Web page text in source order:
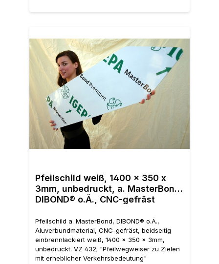
Pfeilschild weiß, 1400 x 350 x
3mm, unbedruckt, a. MasterBond,
DIBOND® o.Ä., CNC-gefräst
Pfeilschild a. MasterBond, DIBOND® o.Ä.,
Aluverbundmaterial, CNC-gefräst, beidseitig
einbrennlackiert weiß, 1400 x 350 x 3mm,
unbedruckt. VZ 432; "Pfeilwegweiser zu Zielen
mit erheblicher Verkehrsbedeutung"